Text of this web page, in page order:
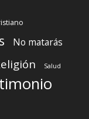
No matarás
Salud